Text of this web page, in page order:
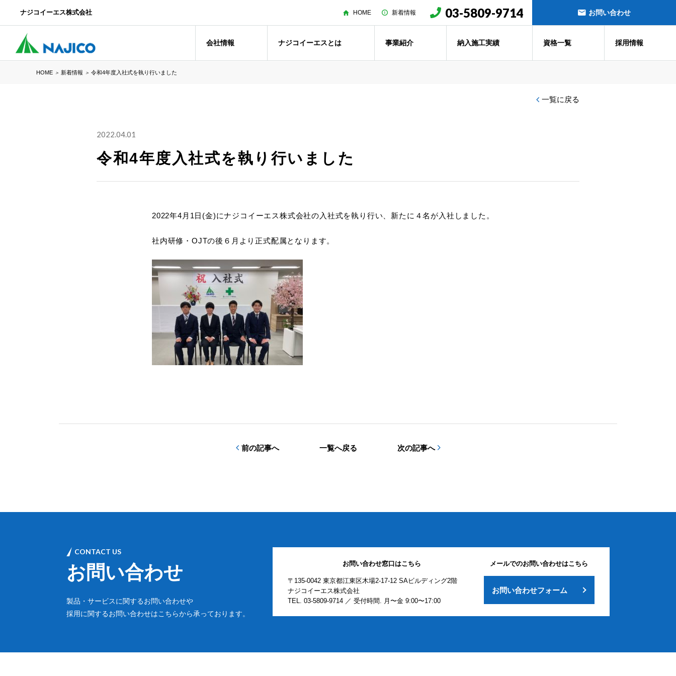
ナジコイーエス株式会社 HOME 新着情報 03-5809-9714 お問い合わせ
会社情報 ナジコイーエスとは 事業紹介 納入施工実績 資格一覧 採用情報
HOME ＞ 新着情報 ＞ 令和4年度入社式を執り行いました
一覧に戻る
2022.04.01
令和4年度入社式を執り行いました
2022年4月1日(金)にナジコイーエス株式会社の入社式を執り行い、新たに４名が入社しました。
社内研修・OJTの後６月より正式配属となります。
前の記事へ 一覧へ戻る 次の記事へ
CONTACT US
お問い合わせ
製品・サービスに関するお問い合わせや
採用に関するお問い合わせはこちらから承っております。
お問い合わせ窓口はこちら
〒135-0042 東京都江東区木場2-17-12 SAビルディング2階
ナジコイーエス株式会社
TEL. 03-5809-9714／ 受付時間. 月〜金 9:00〜17:00
メールでのお問い合わせはこちら
お問い合わせフォーム